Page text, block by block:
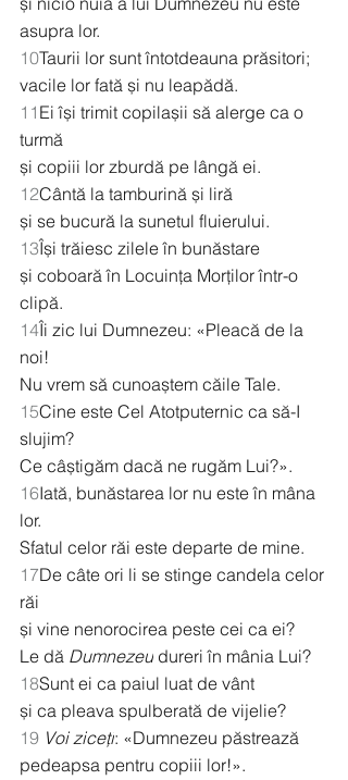
asupra lor.
10Taurii lor sunt întotdeauna prăsitori;
vacile lor fată și nu leapădă.
11 Ei își trimit copilașii să alerge ca o
turmă
și copiii lor zburdă pe lângă ei.
12Cântă la tamburină și liră
și se bucură la sunetul fluierului.
13Își trăiesc zilele în bunăstare
și coboară în Locuința Morților într-o
clipă.
14Îi zic lui Dumnezeu: «Pleacă de la
noi!
Nu vrem să cunoaștem căile Tale.
15Cine este Cel Atotputernic ca să-I
slujim?
Ce câștigăm dacă ne rugăm Lui?».
16Iată, bunăstarea lor nu este în mâna
lor.
Sfatul celor răi este departe de mine.
17De câte ori li se stinge candela celor
răi
și vine nenorocirea peste cei ca ei?
Le dă Dumnezeu dureri în mânia Lui?
18Sunt ei ca paiul luat de vânt
și ca pleava spulberată de vijelie?
19 Voi ziceți: «Dumnezeu păstrează
pedeapsa pentru copiii lor!».